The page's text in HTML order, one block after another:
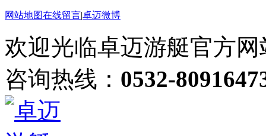
网站地图在线留言|卓迈微博
欢迎光临卓迈游艇官方网
咨询热线： 0532-